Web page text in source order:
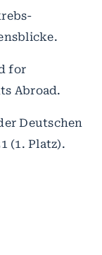
for
Abroad.
Deutschen
(1. Platz).